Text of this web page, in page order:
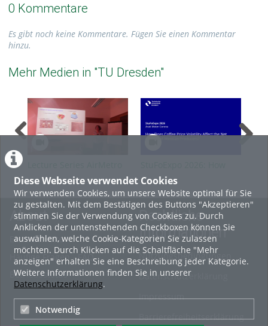
Diese Webseite verwendet Cookies
Wir verwenden Cookies, um unsere Website optimal für Sie
zu gestalten. Mit dem Bestätigen des Buttons "Akzeptieren"
stimmen Sie der Verwendung von Cookies zu. Durch
Anklicken der untenstehenden Checkboxen können Sie
auswählen, welche Cookie-Kategorien Sie zulassen
möchten. Durch Klicken auf die Schaltfläche "Mehr
anzeigen" erhalten Sie eine Beschreibung jeder Kategorie.
Weitere Informationen finden Sie in unserer
Datenschutzerklärung.
Notwendig
0 Kommentare
Es gibt noch keine Kommentare. Fügen Sie einen Kommentar
hinzu.
Mehr Medien in "TU Dresden"
SS2026 Guest A.
Guehnemann
Does Coffee Price
Volatility Affect the Net
Income of Mexican
Producers?
About
Erste Schritte
Häufige Fragen - FAQ
Betriebsstatus
Rechtliche
Informationen
Nutzungsbedingungen
Datenschutzerklärung
Impressum
Barrierefreiheitserklärung